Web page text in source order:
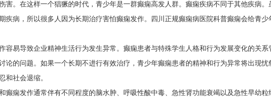
害。在这样一个猖獗的时代，青少年是一群癫痫高发人群。癫痫疾病不同于其他疾病。
疾病，所以很多人因为长期治疗害怕癫痫发作。四川正规癫痫病医院科普癫痫会给青少
容易导致企业精神生活行为发生异常。癫痫患者与特殊学生人格和行为发展变化的关系
论的问题。如果一个长期不进行有效治疗，青少年癫痫患者的精神和行为异常将出现忧
和社会退缩。
癫痫发作通常伴有不同程度的脑水肿、呼吸性酸中毒、急性肾功能衰竭以及急性早幼粒